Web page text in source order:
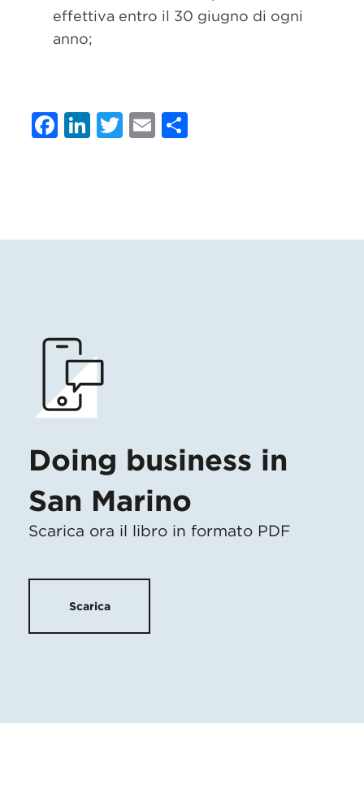
effettiva entro il 30 giugno di ogni
anno;
Facebook
LinkedIn
Twitter
Email
Doing business in
San Marino
Scarica ora il libro in formato PDF
Scarica